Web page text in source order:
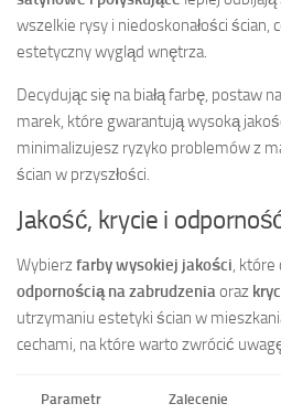
wszelkie rysy i niedoskonałości ścian,
estetyczny wygląd wnętrza.
Decydując się na białą farbę, postaw
marek, które gwarantują wysoką
minimalizujesz ryzyko problemów z
ścian w przyszłości.
Jakość, krycie i
Wybierzfarby wysokiej jakości ,
odpornością na zabrudzenia oraz
utrzymaniu estetyki ścian w
cechami, na które warto zwrócić
Parametr Zalecenie